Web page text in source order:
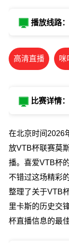
播放线路：
高清直播 咪
比赛详情：
在北京时间2026
放VTB杯联赛莫
播。喜爱VTB杯
不错过这场精彩
整理了关于VTB
里卡斯的历史交
杯直播信息的最